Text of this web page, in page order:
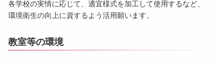
各学校の実情に応じて、適宜様式を加工して使用するなど、
環境衛生の向上に資するよう活用願います。
教室等の環境